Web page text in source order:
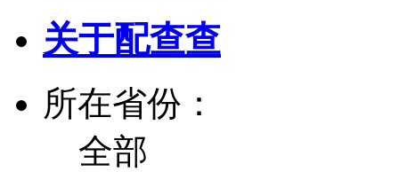
关于配查查
所在省份：
全部